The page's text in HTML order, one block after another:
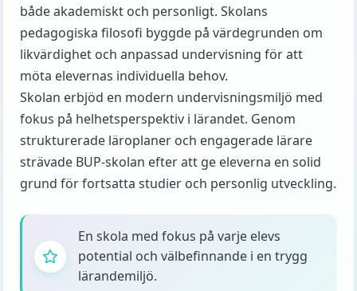
både akademiskt och personligt. Skolans
pedagogiska filosofi byggde på värdegrunden om
likvärdighet och anpassad undervisning för att
möta elevernas individuella behov.
Skolan erbjöd en modern undervisningsmiljö med
fokus på helhetsperspektiv i lärandet. Genom
strukturerade läroplaner och engagerade lärare
strävade BUP-skolan efter att ge eleverna en solid
grund för fortsatta studier och personlig utveckling.
En skola med fokus på varje elevs
potential och välbefinnande i en trygg
lärandemiljö.